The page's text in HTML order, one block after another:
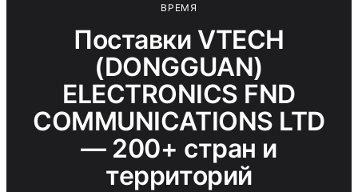
ВРЕМЯ
Поставки VTECH
(DONGGUAN)
ELECTRONICS FND
COMMUNICATIONS LTD
— 200+ стран и
территорий